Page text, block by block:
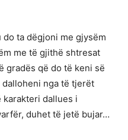
ta dëgjoni me gjysëm
me të gjithë shtresat
gradës që do të keni së
nga të tjerët
dallues i
duhet të jetë bujar…